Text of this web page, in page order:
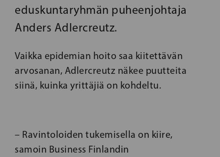
eduskuntaryhmän puheenjohtaja
Anders Adlercreutz.
Vaikka epidemian hoito saa kiitettävän
arvosanan, Adlercreutz näkee puutteita
siinä, kuinka yrittäjiä on kohdeltu.
– Ravintoloiden tukemisella on kiire,
samoin Business Finlandin